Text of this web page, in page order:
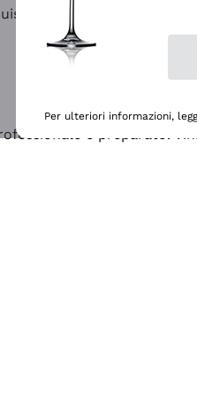
e preparato.
Per ulteriori informazioni,